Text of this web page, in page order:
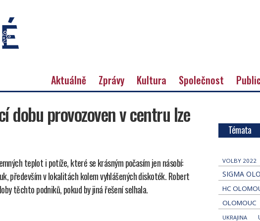
Aktuálně Zprávy Kultura Společnost
dobu provozoven v centru lze
teplot i potíže, které se krásným počasím jen násobí:
především v lokalitách kolem vyhlášených diskoték. Robert
těchto podniků, pokud by jiná řešení selhala.
Témata
VOLBY 2022
SIGMA
HC
OLOMOUC
UKRAJINA